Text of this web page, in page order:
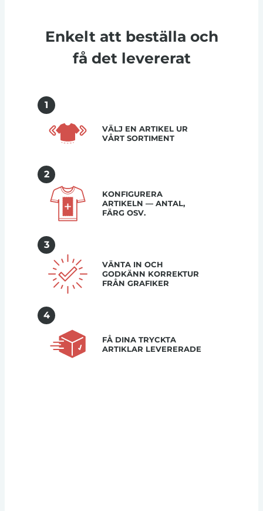
Enkelt att beställa och
få det levererat
1
VÄLJ EN ARTIKEL UR
VÅRT SORTIMENT
2
KONFIGURERA
ARTIKELN — ANTAL,
FÄRG OSV.
3
VÄNTA IN OCH
GODKÄNN KORREKTUR
FRÅN GRAFIKER
4
FÅ DINA TRYCKTA
ARTIKLAR LEVERERADE